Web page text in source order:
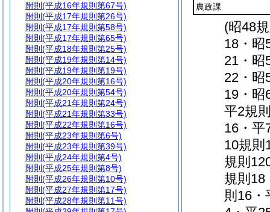
農政課
(昭48
18・昭
21・昭
22・昭
19・昭
平2規
16・平
10規則
規則
規則18
則16・
附則 (平成16年規則第67号)
附則 (平成17年規則第26号)
附則 (平成17年規則第58号)
附則 (平成17年規則第65号)
附則 (平成18年規則第25号)
附則 (平成19年規則第14号)
附則 (平成19年規則第19号)
附則 (平成20年規則第16号)
附則 (平成20年規則第54号)
附則 (平成21年規則第24号)
附則 (平成21年規則第33号)
附則 (平成22年規則第16号)
附則 (平成23年規則第6号)
附則 (平成23年規則第39号)
附則 (平成24年規則第4号)
附則 (平成25年規則第8号)
附則 (平成26年規則第10号)
附則 (平成27年規則第17号)
附則 (平成28年規則第11号)